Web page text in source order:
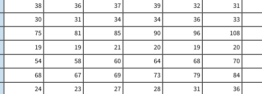
38 36 37 39 32 31
30 31 34 34 36 33
75 81 85 90 96 108
19 19 21 20 19 20
54 58 60 64 68 70
68 67 69 73 79 84
24 23 27 28 31 36